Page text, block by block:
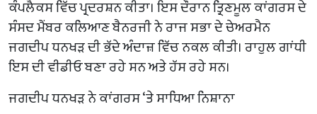
ਕੰਪਲੈਕਸ ਵਿੱਚ ਪ੍ਰਦਰਸ਼ਨ ਕੀਤਾ। ਇਸ ਦੌਰਾਨ ਤ੍ਰਿਣਮੂਲ ਕਾਂਗਰਸ ਦੇ
ਸੰਸਦ ਮੈਂਬਰ ਕਲਿਆਣ ਬੈਨਰਜੀ ਨੇ ਰਾਜ ਸਭਾ ਦੇ ਚੇਅਰਮੈਨ
ਜਗਦੀਪ ਧਨਖੜ ਦੀ ਭੱਦੇ ਅੰਦਾਜ਼ ਵਿੱਚ ਨਕਲ ਕੀਤੀ। ਰਾਹੁਲ ਗਾਂਧੀ
ਇਸ ਦੀ ਵੀਡੀਓ ਬਣਾ ਰਹੇ ਸਨ ਅਤੇ ਹੱਸ ਰਹੇ ਸਨ।
ਜਗਦੀਪ ਧਨਖੜ ਨੇ ਕਾਂਗਰਸ ‘ਤੇ ਸਾਧਿਆ ਨਿਸ਼ਾਨਾ